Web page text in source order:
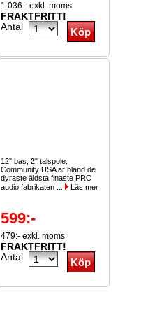
1 036:- exkl. moms
FRAKTFRITT!
Antal
12" bas, 2" talspole.
Community USA är bland de
dyraste äldsta finaste PRO
audio fabrikaten ...
Läs mer
599:-
479:- exkl. moms
FRAKTFRITT!
Antal